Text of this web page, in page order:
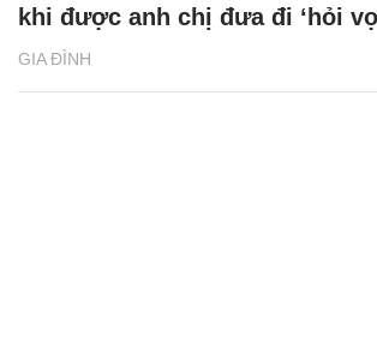
GIA ĐÌNH
khi được anh chị đưa đi ‘hỏi